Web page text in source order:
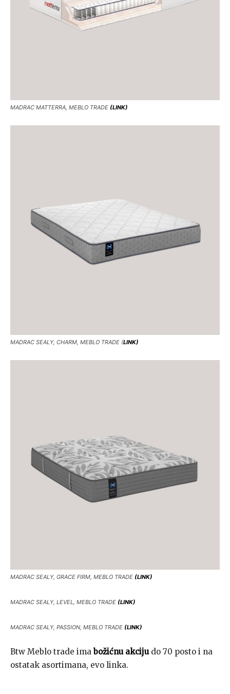
MADRAC MATTERRA, MEBLO TRADE (LINK)
MADRAC SEALY, CHARM, MEBLO TRADE (LINK)
MADRAC SEALY, GRACE FIRM, MEBLO TRADE (LINK)
MADRAC SEALY, LEVEL, MEBLO TRADE (LINK)
MADRAC SEALY, PASSION, MEBLO TRADE (LINK)
Btw Meblo trade ima božićnu akciju do 70 posto i na
ostatak asortimana, evo linka.